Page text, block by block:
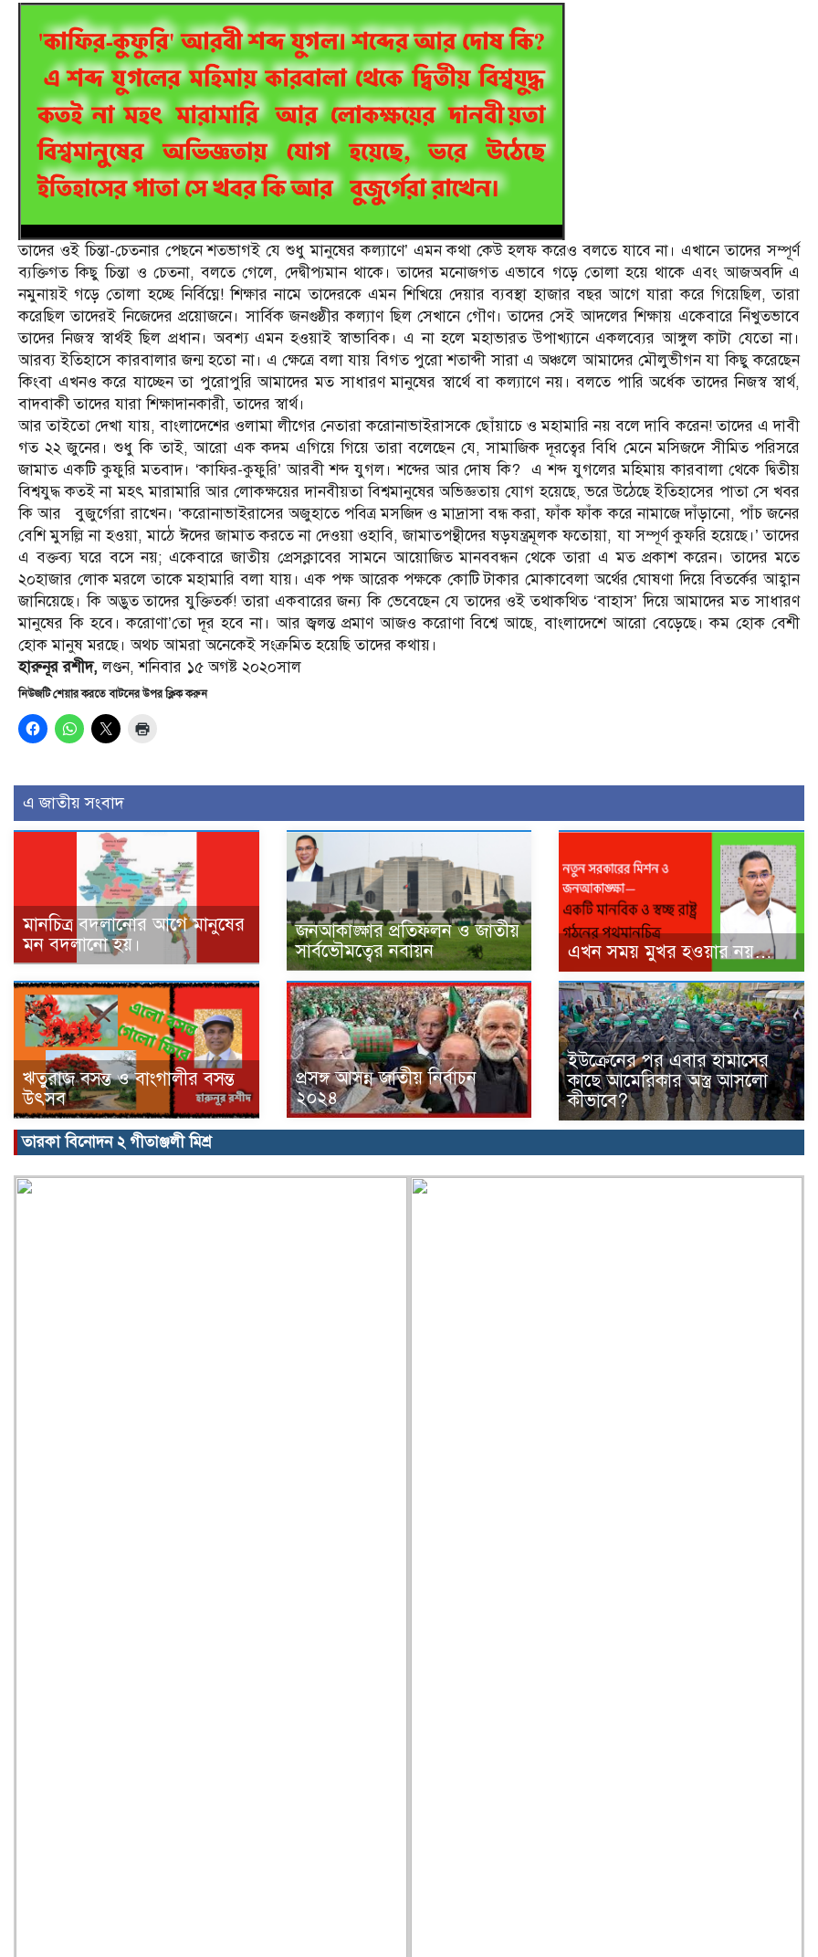
তাদের ওই চিন্তা-চেতনার পেছনে শতভাগই যে শুধু মানুষের কল্যাণে’ এমন কথা কেউ হলফ করেও বলতে যাবে না। এখানে তাদের সম্পূর্ণ
ব্যক্তিগত কিছু চিন্তা ও চেতনা, বলতে গেলে, দেদ্বীপ্যমান থাকে। তাদের মনোজগত এভাবে গড়ে তোলা হয়ে থাকে এবং আজঅবদি এ
নমুনায়ই গড়ে তোলা হচ্ছে নির্বিঘ্নে! শিক্ষার নামে তাদেরকে এমন শিখিয়ে দেয়ার ব্যবস্থা হাজার বছর আগে যারা করে গিয়েছিল, তারা
করেছিল তাদেরই নিজেদের প্রয়োজনে। সার্বিক জনগুষ্ঠীর কল্যাণ ছিল সেখানে গৌণ। তাদের সেই আদলের শিক্ষায় একেবারে নিঁখুতভাবে
তাদের নিজস্ব স্বার্থই ছিল প্রধান। অবশ্য এমন হওয়াই স্বাভাবিক। এ না হলে মহাভারত উপাখ্যানে একলব্যের আঙ্গুল কাটা যেতো না।
আরব্য ইতিহাসে কারবালার জন্ম হতো না। এ ক্ষেত্রে বলা যায় বিগত পুরো শতাব্দী সারা এ অঞ্চলে আমাদের মৌলুভীগন যা কিছু করেছেন
কিংবা এখনও করে যাচ্ছেন তা পুরোপুরি আমাদের মত সাধারণ মানুষের স্বার্থে বা কল্যাণে নয়। বলতে পারি অর্ধেক তাদের নিজস্ব স্বার্থ,
বাদবাকী তাদের যারা শিক্ষাদানকারী, তাদের স্বার্থ।
আর তাইতো দেখা যায়, বাংলাদেশের ওলামা লীগের নেতারা করোনাভাইরাসকে ছোঁয়াচে ও মহামারি নয় বলে দাবি করেন! তাদের এ দাবী
গত ২২ জুনের। শুধু কি তাই, আরো এক কদম এগিয়ে গিয়ে তারা বলেছেন যে, সামাজিক দূরত্বের বিধি মেনে মসিজদে সীমিত পরিসরে
জামাত একটি কুফুরি মতবাদ। ‘কাফির-কুফুরি’ আরবী শব্দ যুগল। শব্দের আর দোষ কি? এ শব্দ যুগলের মহিমায় কারবালা থেকে দ্বিতীয়
বিশ্বযুদ্ধ কতই না মহৎ মারামারি আর লোকক্ষয়ের দানবীয়তা বিশ্বমানুষের অভিজ্ঞতায় যোগ হয়েছে, ভরে উঠেছে ইতিহাসের পাতা সে খবর
কি আর বুজুর্গেরা রাখেন। ‘করোনাভাইরাসের অজুহাতে পবিত্র মসজিদ ও মাদ্রাসা বন্ধ করা, ফাঁক ফাঁক করে নামাজে দাঁড়ানো, পাঁচ জনের
বেশি মুসল্লি না হওয়া, মাঠে ঈদের জামাত করতে না দেওয়া ওহাবি, জামাতপন্থীদের ষড়যন্ত্রমূলক ফতোয়া, যা সম্পূর্ণ কুফরি হয়েছে।’ তাদের
এ বক্তব্য ঘরে বসে নয়; একেবারে জাতীয় প্রেসক্লাবের সামনে আয়োজিত মানববন্ধন থেকে তারা এ মত প্রকাশ করেন। তাদের মতে
২০হাজার লোক মরলে তাকে মহামারি বলা যায়। এক পক্ষ আরেক পক্ষকে কোটি টাকার মোকাবেলা অর্থের ঘোষণা দিয়ে বিতর্কের আহ্বান
জানিয়েছে। কি অদ্ভুত তাদের যুক্তিতর্ক! তারা একবারের জন্য কি ভেবেছেন যে তাদের ওই তথাকথিত ‘বাহাস’ দিয়ে আমাদের মত সাধারণ
মানুষের কি হবে। করোণা’তো দূর হবে না। আর জ্বলন্ত প্রমাণ আজও করোণা বিশ্বে আছে, বাংলাদেশে আরো বেড়েছে। কম হোক বেশী
হোক মানুষ মরছে। অথচ আমরা অনেকেই সংক্রমিত হয়েছি তাদের কথায়।
হারুনূর রশীদ, লণ্ডন, শনিবার ১৫ অগষ্ট ২০২০সাল
নিউজটি শেয়ার করতে বাটনের উপর ক্লিক করুন
এ জাতীয় সংবাদ
মানচিত্র বদলানোর আগে মানুষের
মন বদলানো হয়।
জনআকাঙ্ক্ষার প্রতিফলন ও জাতীয়
সার্বভৌমত্বের নবায়ন
এখন সময় মুখর হওয়ার নয়…
ঋতুরাজ বসন্ত ও বাংগালীর বসন্ত
উৎসব
প্রসঙ্গ আসন্ন জাতীয় নির্বাচন
২০২৪
ইউক্রেনের পর এবার হামাসের
কাছে আমেরিকার অস্ত্র আসলো
কীভাবে?
তারকা বিনোদন ২ গীতাঞ্জলী মিশ্র